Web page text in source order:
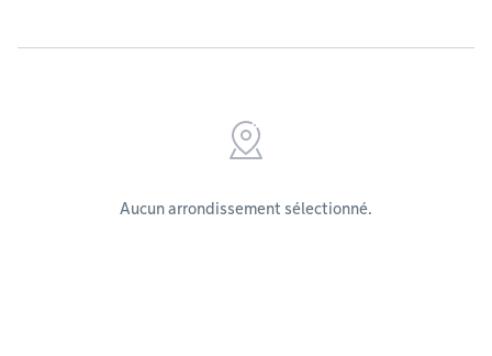
Aucun arrondissement sélectionné.